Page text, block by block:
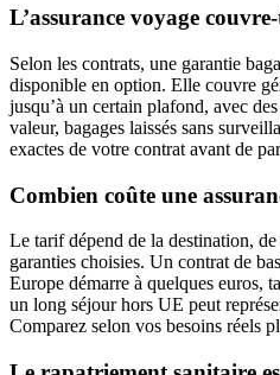
L’assurance voyage
Selon les contrats, une garantie
disponible en option. Elle couvre
jusqu’à un certain plafond, avec
valeur, bagages laissés sans
exactes de votre contrat avant de
Combien coûte une
Le tarif dépend de la destination,
garanties choisies. Un contrat de
Europe démarre à quelques euros,
un long séjour hors UE peut
Comparez selon vos besoins réels